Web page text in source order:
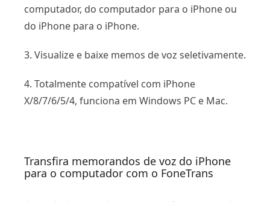
computador, do computador para o iPhone ou
do iPhone para o iPhone.
3. Visualize e baixe memos de voz seletivamente.
4. Totalmente compatível com iPhone
X/8/7/6/5/4, funciona em Windows PC e Mac.
Transfira memorandos de voz do iPhone
para o computador com o FoneTrans